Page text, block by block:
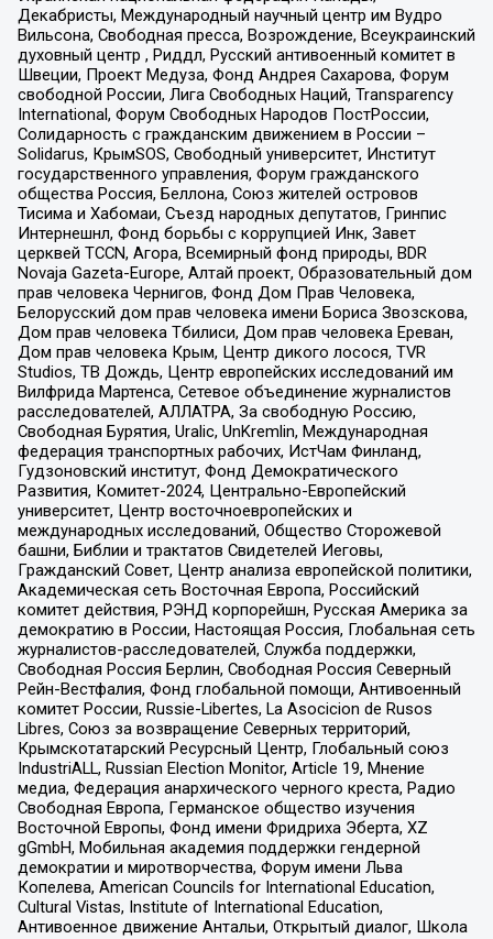
Декабристы, Международный научный центр им Вудро
Вильсона, Свободная пресса, Возрождение, Всеукраинский
духовный центр , Риддл, Русский антивоенный комитет в
Швеции, Проект Медуза, Фонд Андрея Сахарова, Форум
свободной России, Лига Свободных Наций, Transparеncy
International, Форум Свободных Народов ПостРоссии,
Солидарность с гражданским движением в России –
Solidarus, КрымSOS, Свободный университет, Институт
государственного управления, Форум гражданского
общества Россия, Беллона, Союз жителей островов
Тисима и Хабомаи, Съезд народных депутатов, Гринпис
Интернешнл, Фонд борьбы с коррупцией Инк, Завет
церквей TCCN, Агора, Всемирный фонд природы, BDR
Novaja Gazeta-Europe, Алтай проект, Образовательный дом
прав человека Чернигов, Фонд Дом Прав Человека,
Белорусский дом прав человека имени Бориса Звозскова,
Дом прав человека Тбилиси, Дом прав человека Ереван,
Дом прав человека Крым, Центр дикого лосося, TVR
Studios, ТВ Дождь, Центр европейских исследований им
Вилфрида Мартенса, Сетевое объединение журналистов
расследователей, АЛЛАТРА, За свободную Россию,
Свободная Бурятия, Uralic, UnKremlin, Международная
федерация транспортных рабочих, ИстЧам Финланд,
Гудзоновский институт, Фонд Демократического
Развития, Комитет-2024, Центрально-Европейский
университет, Центр восточноевропейских и
международных исследований, Общество Сторожевой
башни, Библии и трактатов Свидетелей Иеговы,
Гражданский Совет, Центр анализа европейской политики,
Академическая сеть Восточная Европа, Российский
комитет действия, РЭНД корпорейшн, Русская Америка за
демократию в России, Настоящая Россия, Глобальная сеть
журналистов-расследователей, Служба поддержки,
Свободная Россия Берлин, Свободная Россия Северный
Рейн-Вестфалия, Фонд глобальной помощи, Антивоенный
комитет России, Russie-Libertes, La Asocicion de Rusos
Libres, Союз за возвращение Северных территорий,
Крымскотатарский Ресурсный Центр, Глобальный союз
IndustriALL, Russian Election Monitor, Article 19, Мнение
медиа, Федерация анархического черного креста, Радио
Свободная Европа, Германское общество изучения
Восточной Европы, Фонд имени Фридриха Эберта, XZ
gGmbH, Мобильная академия поддержки гендерной
демократии и миротворчества, Форум имени Льва
Копелева, American Councils for International Education,
Cultural Vistas, Institute of International Education,
Антивоенное движение Антальи, Открытый диалог, Школа